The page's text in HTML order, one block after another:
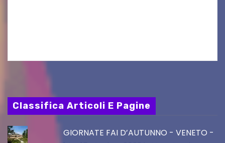
Classifica Articoli E Pagine
GIORNATE FAI D’AUTUNNO - VENETO -